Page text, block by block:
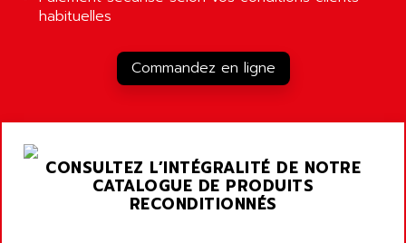
LOGO!
TSX 21
TEXT DISPLAY
SIMATIC S5 115U
AIRMAT
AIRPES
AIXIA SYSTEMES
AJC BATTERY
AJHUA TECHNOLOGY
habituelles
Commandez en ligne
CONSULTEZ L’INTÉGRALITÉ DE NOTRE
CATALOGUE DE PRODUITS
RECONDITIONNÉS